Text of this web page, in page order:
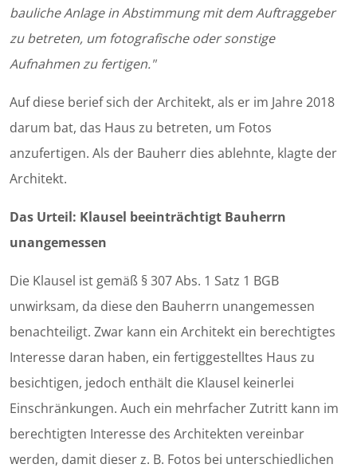
bauliche Anlage in Abstimmung mit dem Auftraggeber
zu betreten, um fotografische oder sonstige
Aufnahmen zu fertigen."
Auf diese berief sich der Architekt, als er im Jahre 2018
darum bat, das Haus zu betreten, um Fotos
anzufertigen. Als der Bauherr dies ablehnte, klagte der
Architekt.
Das Urteil: Klausel beeinträchtigt Bauherrn
unangemessen
Die Klausel ist gemäß § 307 Abs. 1 Satz 1 BGB
unwirksam, da diese den Bauherrn unangemessen
benachteiligt. Zwar kann ein Architekt ein berechtigtes
Interesse daran haben, ein fertiggestelltes Haus zu
besichtigen, jedoch enthält die Klausel keinerlei
Einschränkungen. Auch ein mehrfacher Zutritt kann im
berechtigten Interesse des Architekten vereinbar
werden, damit dieser z. B. Fotos bei unterschiedlichen